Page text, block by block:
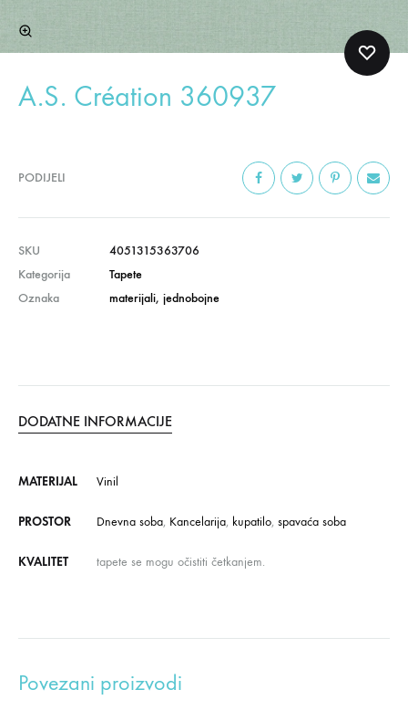
A.S. Création 360937
PODIJELI
SKU
4051315363706
Kategorija
Tapete
Oznaka
materijali, jednobojne
DODATNE INFORMACIJE
MATERIJAL Vinil
PROSTOR Dnevna soba, Kancelarija, kupatilo, spavaća soba
KVALITET tapete se mogu očistiti četkanjem.
Povezani proizvodi